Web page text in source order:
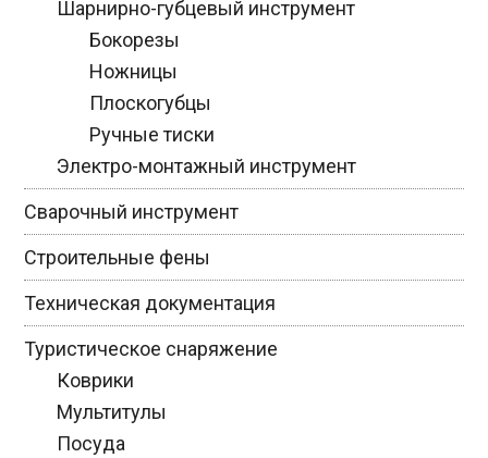
Шарнирно-губцевый инструмент
Бокорезы
Ножницы
Плоскогубцы
Ручные тиски
Электро-монтажный инструмент
Сварочный инструмент
Строительные фены
Техническая документация
Туристическое снаряжение
Коврики
Мультитулы
Посуда